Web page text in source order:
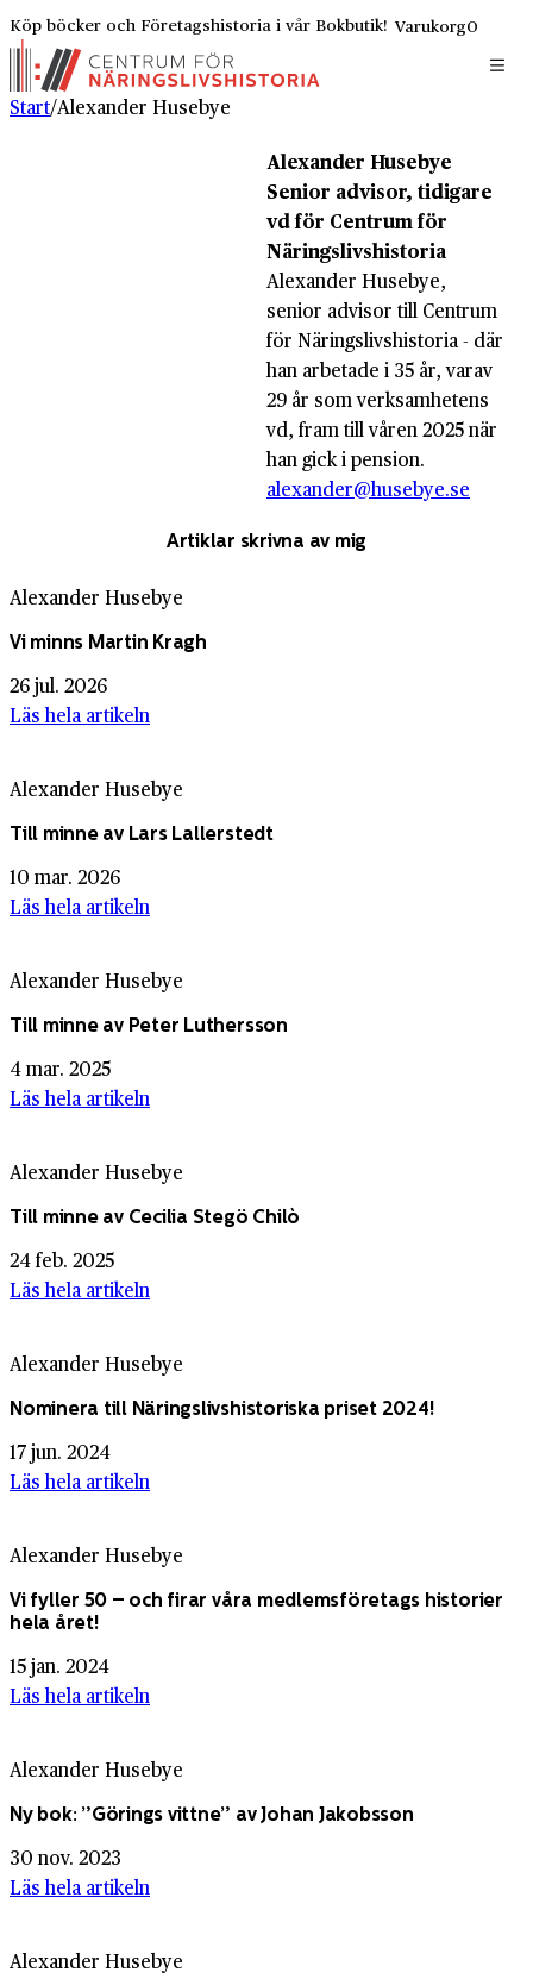
Köp böcker och Företagshistoria i vår Bokbutik! Varukorg0
Start/Alexander Husebye
Alexander Husebye
Senior advisor, tidigare
vd för Centrum för
Näringslivshistoria
Alexander Husebye,
senior advisor till Centrum
för Näringslivshistoria - där
han arbetade i 35 år, varav
29 år som verksamhetens
vd, fram till våren 2025 när
han gick i pension.
alexander@husebye.se
Artiklar skrivna av mig
Alexander Husebye
Vi minns Martin Kragh
26 jul. 2026
Läs hela artikeln
Alexander Husebye
Till minne av Lars Lallerstedt
10 mar. 2026
Läs hela artikeln
Alexander Husebye
Till minne av Peter Luthersson
4 mar. 2025
Läs hela artikeln
Alexander Husebye
Till minne av Cecilia Stegö Chilò
24 feb. 2025
Läs hela artikeln
Alexander Husebye
Nominera till Näringslivshistoriska priset 2024!
17 jun. 2024
Läs hela artikeln
Alexander Husebye
Vi fyller 50 – och firar våra medlemsföretags historier
hela året!
15 jan. 2024
Läs hela artikeln
Alexander Husebye
Ny bok: ”Görings vittne” av Johan Jakobsson
30 nov. 2023
Läs hela artikeln
Alexander Husebye